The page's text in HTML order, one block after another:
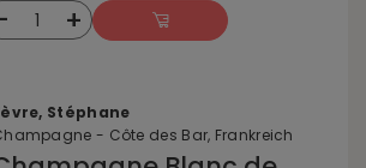
1 +
Stéphane
- Côte des Bar, Frankreich